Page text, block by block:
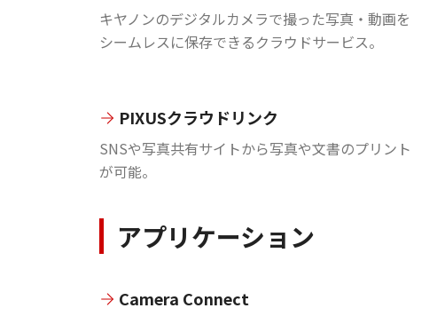
キヤノンのデジタルカメラで撮った写真・動画を
シームレスに保存できるクラウドサービス。
PIXUSクラウドリンク
SNSや写真共有サイトから写真や文書のプリント
が可能。
アプリケーション
Camera Connect